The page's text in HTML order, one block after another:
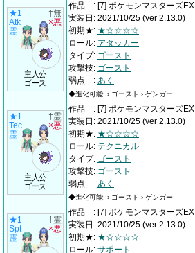
★1
Atk
霊
主人公
ゴース
†無
×悪
作品 : [7] ポケモンマスターズEX
実装日 : 2021/10/25 (ver 2.13.0)
初期★: ★☆☆☆☆
ロール: アタッカー
タイプ: ゴースト
攻撃技: ゴースト
弱点
: あく
◆進化可能: › ゴースト › ゲンガー
★1
Tec
霊
主人公
ゴース
†霊
×悪
作品 : [7] ポケモンマスターズEX
実装日 : 2021/10/25 (ver 2.13.0)
初期★: ★☆☆☆☆
ロール: テクニカル
タイプ: ゴースト
攻撃技: ゴースト
弱点
: あく
◆進化可能: › ゴースト › ゲンガー
★1
Spt
霊
†霊
×悪
作品 : [7] ポケモンマスターズEX
実装日 : 2021/10/25 (ver 2.13.0)
初期★: ★☆☆☆☆
ロール: サポート